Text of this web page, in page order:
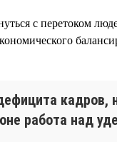
с перетоком
кадров,
работа над